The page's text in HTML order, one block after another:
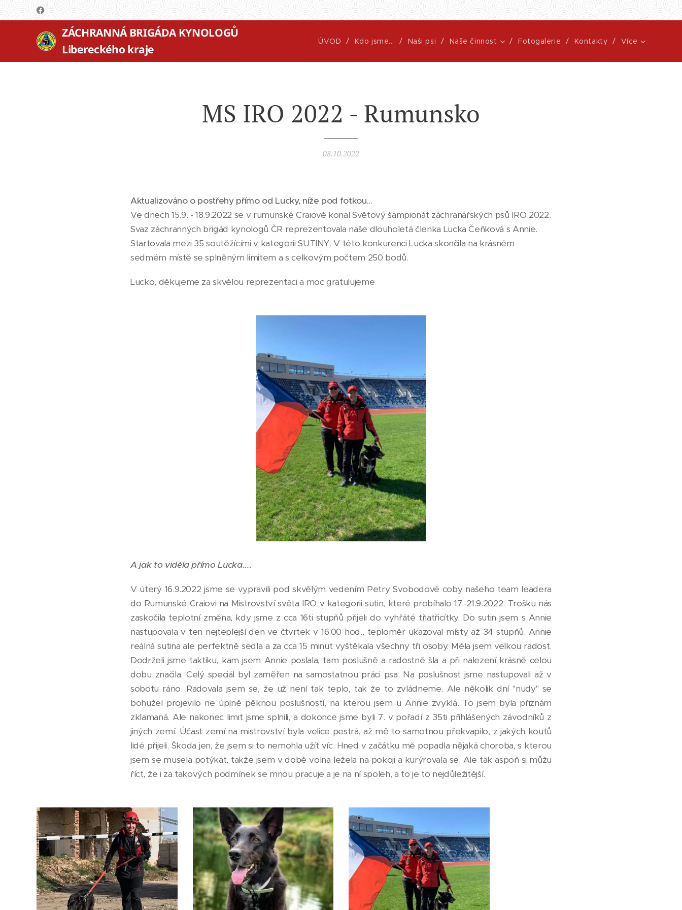
ZÁCHRANNÁ BRIGÁDA KYNOLOGŮ
Libereckého kraje
ÚVOD Kdo jsme... Naši psi Naše činnost Fotogalerie Kontakty Více
MS IRO 2022 - Rumunsko
08.10.2022
Aktualizováno o postřehy přímo od Lucky, níže pod fotkou...
Ve dnech 15.9. - 18.9.2022 se v rumunské Craiově konal Světový šampionát záchranářských psů IRO 2022.
Svaz záchranných brigád kynologů ČR reprezentovala naše dlouholetá členka Lucka Čeňková s Annie.
Startovala mezi 35 soutěžícími v kategorii SUTINY. V této konkurenci Lucka skončila na krásném
sedmém místě se splněným limitem a s celkovým počtem 250 bodů.
Lucko, děkujeme za skvělou reprezentaci a moc gratulujeme
A jak to viděla přímo Lucka....
V úterý 16.9.2022 jsme se vypravili pod skvělým vedením Petry Svobodové coby našeho team leadera
do Rumunské Craiovi na Mistrovství světa IRO v kategorii sutin, které probíhalo 17.-21.9.2022. Trošku nás
zaskočila teplotní změna, kdy jsme z cca 16ti stupňů přijeli do vyhřáté třiatřicítky. Do sutin jsem s Annie
nastupovala v ten nejteplejší den ve čtvrtek v 16:00 hod., teploměr ukazoval místy až 34 stupňů. Annie
reálná sutina ale perfektně sedla a za cca 15 minut vyštěkala všechny tři osoby. Měla jsem velkou radost.
Dodrželi jsme taktiku, kam jsem Annie poslala, tam poslušně a radostně šla a při nalezení krásně celou
dobu značila. Celý speciál byl zaměřen na samostatnou práci psa. Na poslušnost jsme nastupovali až v
sobotu ráno. Radovala jsem se, že už není tak teplo, tak že to zvládneme. Ale několik dní "nudy" se
bohužel projevilo ne úplně pěknou poslušností, na kterou jsem u Annie zvyklá. To jsem byla přiznám
zklamaná. Ale nakonec limit jsme splnili, a dokonce jsme byli 7. v pořadí z 35ti přihlášených závodníků z
jiných zemí. Účast zemí na mistrovství byla velice pestrá, až mě to samotnou překvapilo, z jakých koutů
lidé přijeli. Škoda jen, že jsem si to nemohla užít víc. Hned v začátku mě popadla nějaká choroba, s kterou
jsem se musela potýkat, takže jsem v době volna ležela na pokoji a kurýrovala se. Ale tak aspoň si můžu
říct, že i za takových podmínek se mnou pracuje a je na ní spoleh, a to je to nejdůležitější.